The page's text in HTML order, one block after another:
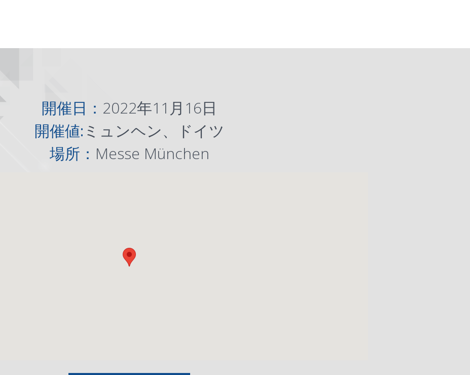
開催日： 2022年11月16日
開催値: ミュンヘン、ドイツ
場所： Messe München